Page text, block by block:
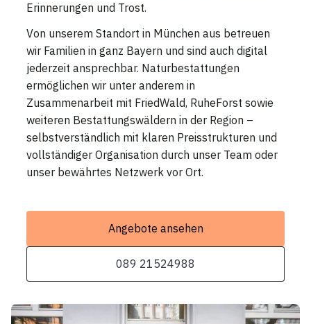
Erinnerungen und Trost.
Von unserem Standort in München aus betreuen
wir Familien in ganz Bayern und sind auch digital
jederzeit ansprechbar. Naturbestattungen
ermöglichen wir unter anderem in
Zusammenarbeit mit FriedWald, RuheForst sowie
weiteren Bestattungswäldern in der Region –
selbstverständlich mit klaren Preisstrukturen und
vollständiger Organisation durch unser Team oder
unser bewährtes Netzwerk vor Ort.
Angebote ansehen
089 21524988